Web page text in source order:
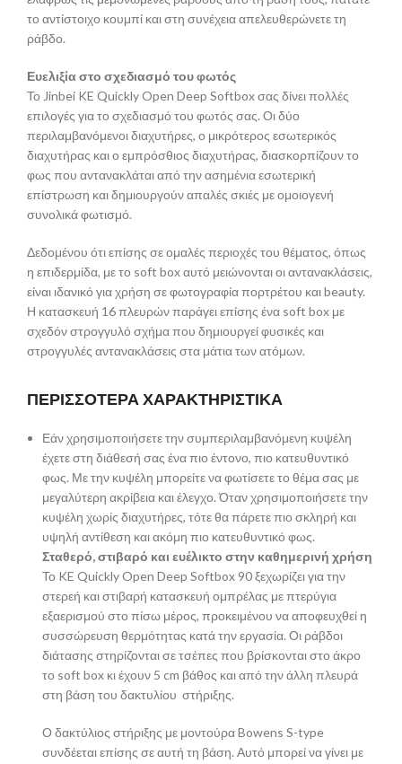
το αντίστοιχο κουμπί και στη συνέχεια απελευθερώνετε τη
ράβδο.
Ευελιξία στο σχεδιασμό του φωτός
Το Jinbei KE Quickly Open Deep Softbox σας δίνει πολλές
επιλογές για το σχεδιασμό του φωτός σας. Οι δύο
περιλαμβανόμενοι διαχυτήρες, ο μικρότερος εσωτερικός
διαχυτήρας και ο εμπρόσθιος διαχυτήρας, διασκορπίζουν το
φως που αντανακλάται από την ασημένια εσωτερική
επίστρωση και δημιουργούν απαλές σκιές με ομοιογενή
συνολικά φωτισμό.
Δεδομένου ότι επίσης σε ομαλές περιοχές του θέματος, όπως
η επιδερμίδα, με το soft box αυτό μειώνονται οι αντανακλάσεις,
είναι ιδανικό για χρήση σε φωτογραφία πορτρέτου και beauty.
Η κατασκευή 16 πλευρών παράγει επίσης ένα soft box με
σχεδόν στρογγυλό σχήμα που δημιουργεί φυσικές και
στρογγυλές αντανακλάσεις στα μάτια των ατόμων.
ΠΕΡΙΣΣΟΤΕΡΑ ΧΑΡΑΚΤΗΡΙΣΤΙΚΑ
Εάν χρησιμοποιήσετε την συμπεριλαμβανόμενη κυψέλη
έχετε στη διάθεσή σας ένα πιο έντονο, πιο κατευθυντικό
φως. Με την κυψέλη μπορείτε να φωτίσετε το θέμα σας με
μεγαλύτερη ακρίβεια και έλεγχο. Όταν χρησιμοποιήσετε την
κυψέλη χωρίς διαχυτήρες, τότε θα πάρετε πιο σκληρή και
υψηλή αντίθεση και ακόμη πιο κατευθυντικό φως.
Σταθερό, στιβαρό και ευέλικτο στην καθημερινή χρήση
Το KE Quickly Open Deep Softbox 90 ξεχωρίζει για την
στερεή και στιβαρή κατασκευή ομπρέλας με πτερύγια
εξαερισμού στο πίσω μέρος, προκειμένου να αποφευχθεί η
συσσώρευση θερμότητας κατά την εργασία. Οι ράβδοι
διάτασης στηρίζονται σε τσέπες που βρίσκονται στο άκρο
το soft box κι έχουν 5 cm βάθος και από την άλλη πλευρά
στη βάση του δακτυλίου στήριξης.
Ο δακτύλιος στήριξης με μοντούρα Bowens S-type
συνδέεται επίσης σε αυτή τη βάση. Αυτό μπορεί να γίνει με